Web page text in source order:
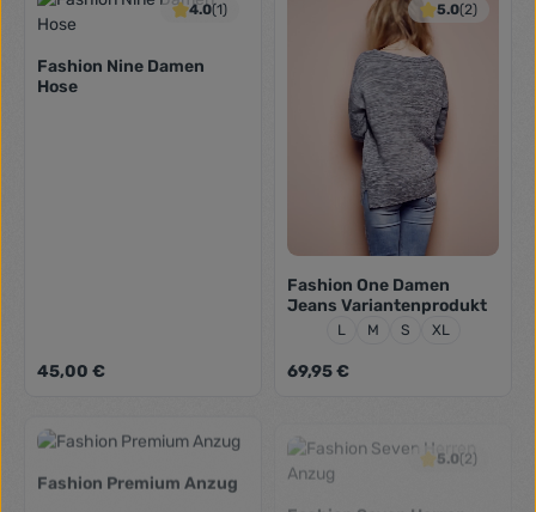
4.0(1)
Fashion Nine Damen
Hose
Regulärer Preis:
45,00 €
5.0(2)
Fashion One Damen
Jeans Variantenprodukt
L M S XL
Regulärer Preis:
69,95 €
Fashion Premium Anzug